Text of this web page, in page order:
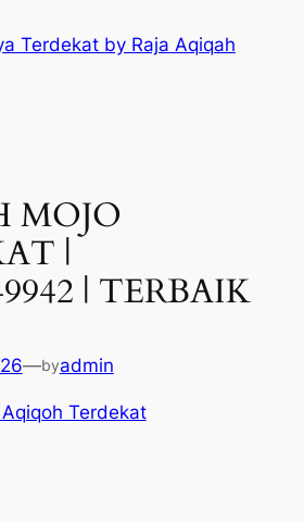
Terdekat by Raja Aqiqah
MOJO
|
| TERBAIK
—byadmin
Terdekat